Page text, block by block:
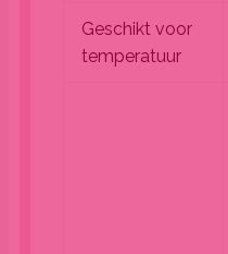
Geschikt voor
temperatuur